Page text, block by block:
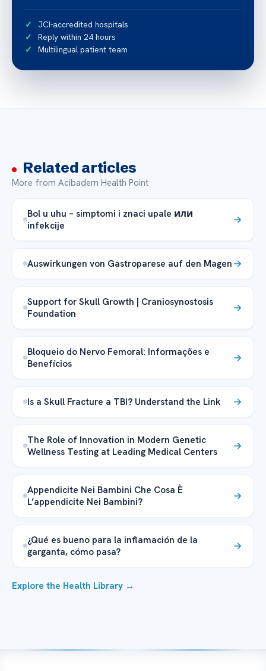
JCI-accredited hospitals
Reply within 24 hours
Multilingual patient team
Related articles
More from Acibadem Health Point
Bol u uhu – simptomi i znaci upale или
infekcije
Auswirkungen von Gastroparese auf den Magen
Support for Skull Growth | Craniosynostosis
Foundation
Bloqueio do Nervo Femoral: Informações e
Benefícios
Is a Skull Fracture a TBI? Understand the Link
The Role of Innovation in Modern Genetic
Wellness Testing at Leading Medical Centers
Appendicite Nei Bambini Che Cosa È
L’appendicite Nei Bambini?
¿Qué es bueno para la inflamación de la
garganta, cómo pasa?
Explore the Health Library →